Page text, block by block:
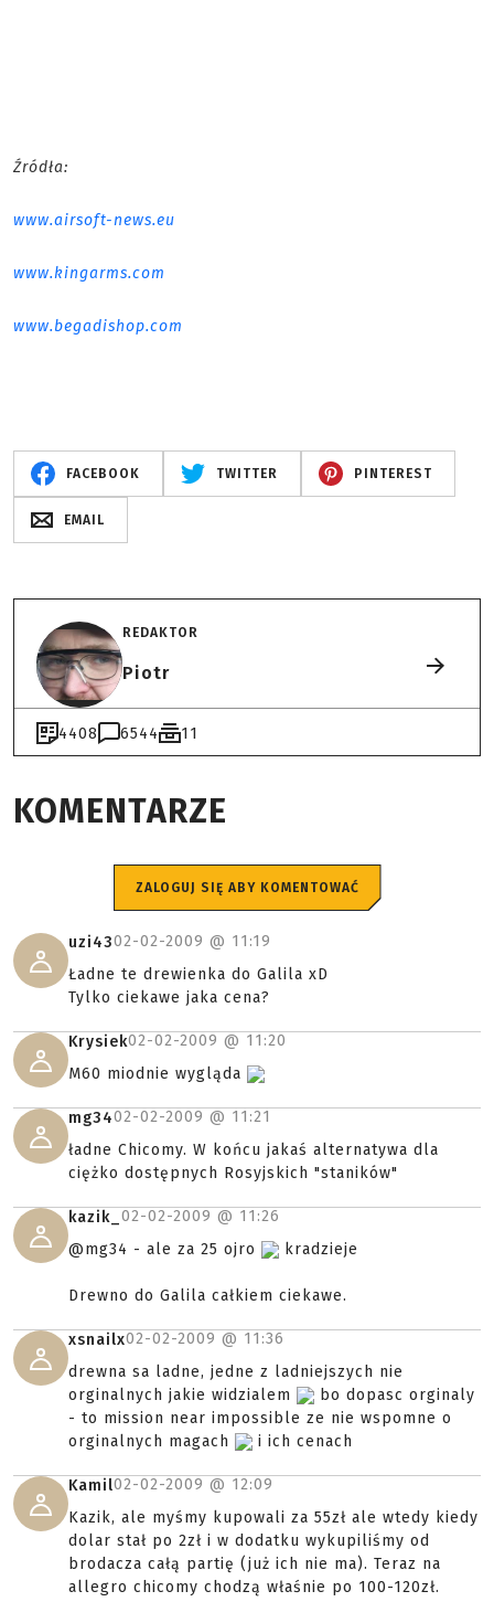
Źródła:
www.airsoft-news.eu
www.kingarms.com
www.begadishop.com
FACEBOOK TWITTER PINTEREST
EMAIL
REDAKTOR
Piotr
4408 6544 11
KOMENTARZE
ZALOGUJ SIĘ ABY KOMENTOWAĆ
uzi4302-02-2009 @ 11:19
Ładne te drewienka do Galila xD
Tylko ciekawe jaka cena?
Krysiek02-02-2009 @ 11:20
M60 miodnie wygląda
mg3402-02-2009 @ 11:21
ładne Chicomy. W końcu jakaś alternatywa dla
ciężko dostępnych Rosyjskich "staników"
kazik_ 02-02-2009 @ 11:26
@mg34 - ale za 25 ojro
kradzieje
Drewno do Galila całkiem ciekawe.
xsnailx02-02-2009 @ 11:36
drewna sa ladne, jedne z ladniejszych nie
orginalnych jakie widzialem
bo dopasc orginaly
- to mission near impossible ze nie wspomne o
orginalnych magach
i ich cenach
Kamil02-02-2009 @ 12:09
Kazik, ale myśmy kupowali za 55zł ale wtedy kiedy
dolar stał po 2zł i w dodatku wykupiliśmy od
brodacza całą partię (już ich nie ma). Teraz na
allegro chicomy chodzą właśnie po 100-120zł.